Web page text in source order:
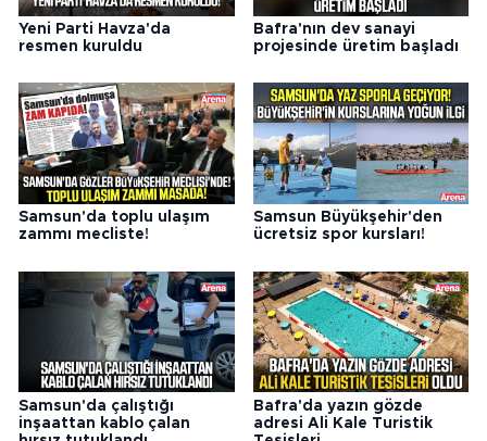
Yeni Parti Havza'da
resmen kuruldu
Bafra'nın dev sanayi
projesinde üretim başladı
Samsun'da toplu ulaşım
zammı mecliste!
Samsun Büyükşehir'den
ücretsiz spor kursları!
Samsun'da çalıştığı
inşaattan kablo çalan
Bafra'da yazın gözde
adresi Ali Kale Turistik